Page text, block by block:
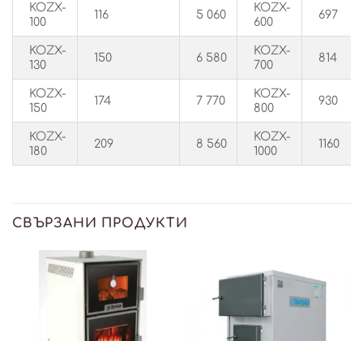
KOZX-
100
116 5 060
KOZX-
600
697
KOZX-
130
150 6 580
KOZX-
700
814
KOZX-
150
174 7 770
KOZX-
800
930
KOZX-
180
209 8 560
KOZX-
1000
1160
СВЪРЗАНИ ПРОДУКТИ